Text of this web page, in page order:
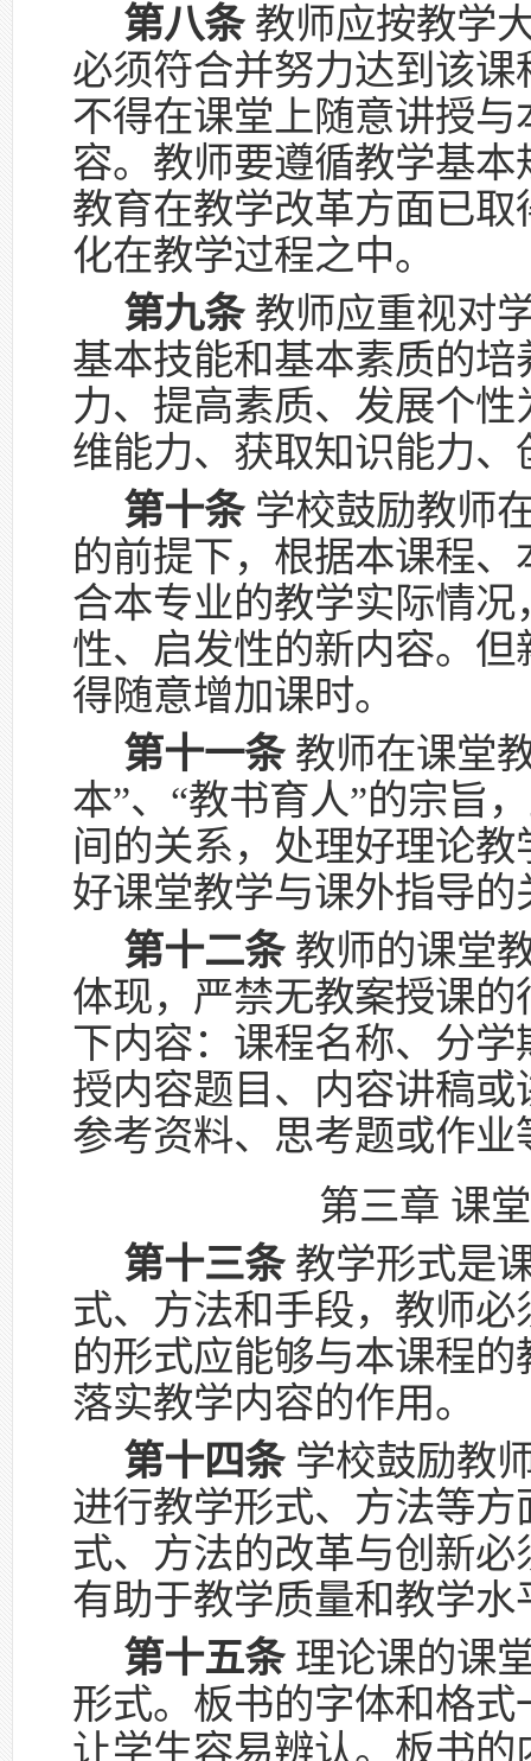
第八条教师应按教学
必须符合并努力达到该
不得在课堂上随意讲授
容。教师要遵循教学基
教育在教学改革方面已
化在教学过程之中。
第九条教师应重视对
基本技能和基本素质的
力、提高素质、发展个
维能力、获取知识能力
第十条 学校鼓励教师
的前提下，根据本课程
合本专业的教学实际情
性、启发性的新内容。
得随意增加课时。
第十一条 教师在课堂
本”、 “教书育人”的宗旨
间的关系，处理好理论
好课堂教学与课外指导的
第十二条 教师的课堂
体现，严禁无教案授课
下内容：课程名称、分
授内容题目、内容讲稿
参考资料、思考题或作业
第三章 课
第十三条教学形式是
式、方法和手段，教师
的形式应能够与本课程
落实教学内容的作用。
第十四条学校鼓励教
进行教学形式、方法等
式、方法的改革与创新
有助于教学质量和教学水
第十五条理论课的课
形式。板书的字体和格
让学生容易辨认。板书